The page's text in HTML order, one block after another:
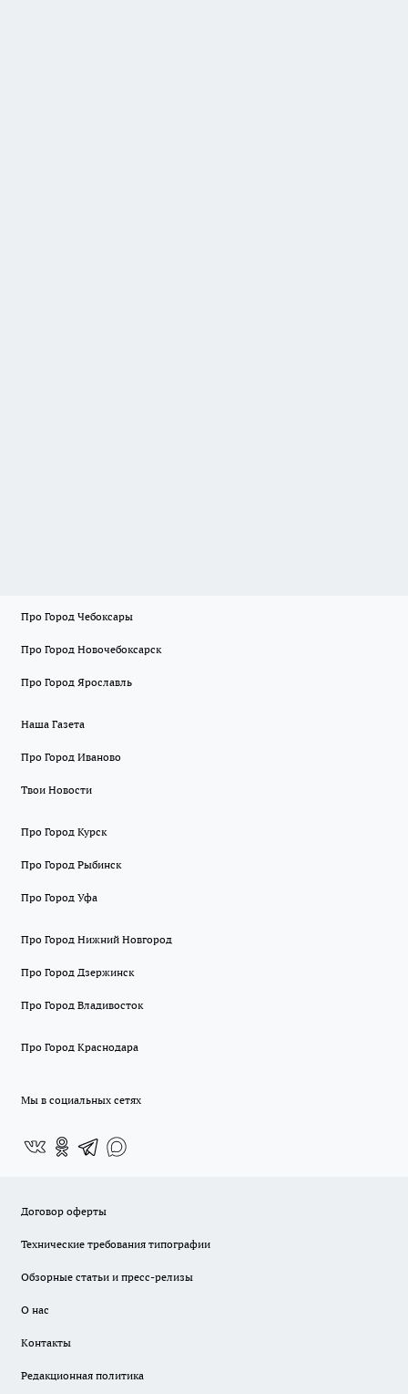
Про Город Чебоксары
Про Город Новочебоксарск
Про Город Ярославль
Наша Газета
Про Город Иваново
Твои Новости
Про Город Курск
Про Город Рыбинск
Про Город Уфа
Про Город Нижний Новгород
Про Город Дзержинск
Про Город Владивосток
Про Город Краснодара
Мы в социальных сетях
Договор оферты
Технические требования типографии
Обзорные статьи и пресс-релизы
О нас
Контакты
Редакционная политика